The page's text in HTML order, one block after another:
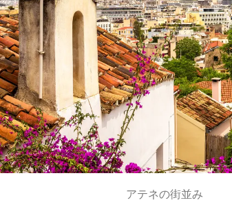
アテネの街並み